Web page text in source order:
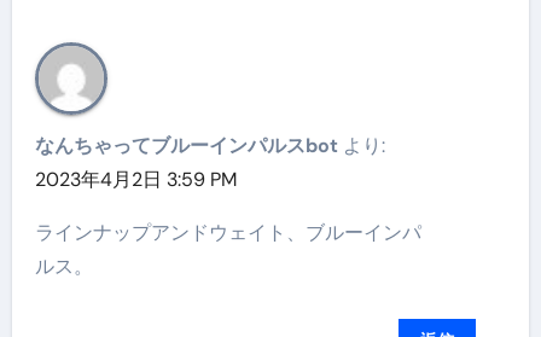
なんちゃってブルーインパルスbot より:
2023年4月2日 3:59 PM
ラインナップアンドウェイト、ブルーインパ
ルス。